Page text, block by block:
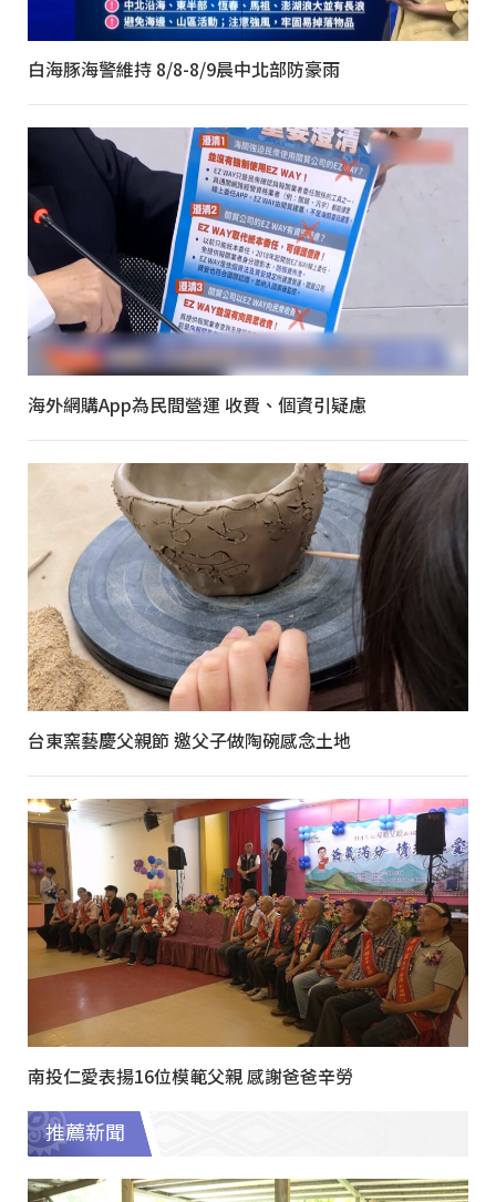
白海豚海警維持 8/8-8/9晨中北部防豪雨
海外網購App為民間營運 收費、個資引疑慮
台東窯藝慶父親節 邀父子做陶碗感念土地
南投仁愛表揚16位模範父親 感謝爸爸辛勞
推薦新聞